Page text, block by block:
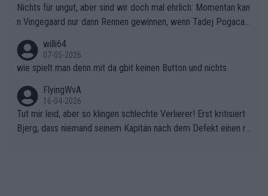
Nichts für ungut, aber sind wir doch mal ehrlich: Momentan kan
n Vingegaard nur dann Rennen gewinnen, wenn Tadej Pogacar
willi64
07-05-2026
wie spielt man denn mit da gbit keinen Button und nichts
FlyingWvA
16-04-2026
Tut mir leid, aber so klingen schlechte Verlierer! Erst kritisiert
Bjerg, dass niemand seinem Kapitän nach dem Defekt einen ro